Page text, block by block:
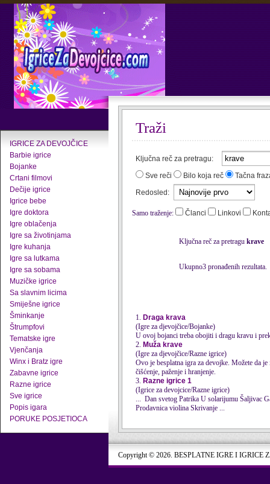
IGRICE ZA DEVOJČICE
Barbie igrice
Bojanke
Crtani filmovi
Dečije igrice
Igrice bebe
Igre doktora
Igre oblačenja
Igre sa životinjama
Igre kuhanja
Igre sa lutkama
Igre sa sobama
Muzičke igrice
Sa slavnim licima
Smiješne igrice
Šminkanje
Štrumpfovi
Tematske igre
Vjenčanja
Winx i Bratz igre
Zabavne igrice
Razne igrice
Sve igrice
Popis igara
PORUKE POSJETIOCA
Traži
Ključna reč za pretragu:
Sve reči
Bilo koja reč
Tačna
Redosled:
Samo traženje: Članci Linkovi
Ključna reč za pretragu krave
Ukupno3 pronađenih rezultata.
1. Draga krava
(Igre za djevojčice/Bojanke)
U ovoj bojanci treba obojiti i dragu kravu i
2. Muža krave
(Igre za djevojčice/Razne igrice)
Ovo je besplatna igra za devojke. Možete da
čišćenje, paženje i hranjenje.
3. Razne igrice 1
(Igrice za devojcice/Razne igrice)
Prodavnica violina Skrivanje ...
Copyright © 2026. BESPLATNE IGRE I IGRICE